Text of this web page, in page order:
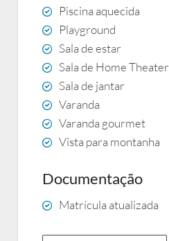
Piscina aquecida
Playground
Sala de estar
Sala de Home Theater
Sala de jantar
Varanda
Varanda gourmet
Vista para montanha
Documentação
Matrícula atualizada